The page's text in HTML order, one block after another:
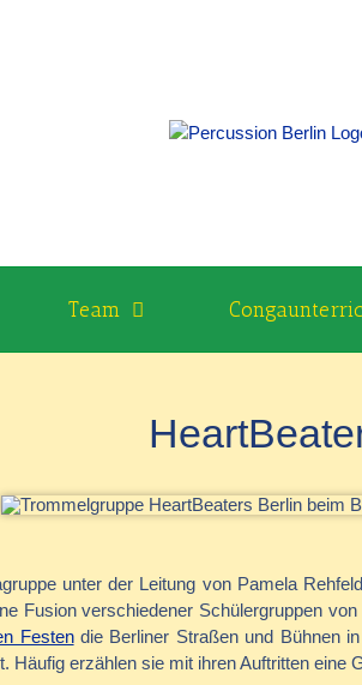
Team
unter der Leitung von Pamela
Fusion verschiedener Schülergruppen
Festendie Berliner Straßen und Bühnen
Häufig erzählen sie mit ihren Auftritten